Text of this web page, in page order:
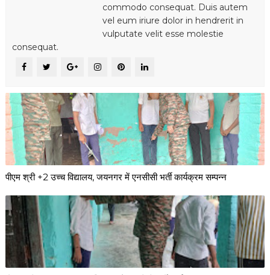
commodo consequat. Duis autem
vel eum iriure dolor in hendrerit in
vulputate velit esse molestie
consequat.
पीएम श्री +2 उच्च विद्यालय, जयनगर में एनसीसी भर्ती कार्यक्रम सम्पन्न